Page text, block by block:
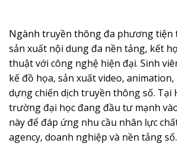
Ngành truyền thông đa phương tiện
sản xuất nội dung đa nền tảng, kết
thuật với công nghệ hiện đại. Sinh
kế đồ họa, sản xuất video, animation,
dựng chiến dịch truyền thông số. Tại
trường đại học đang đầu tư mạnh
này để đáp ứng nhu cầu nhân lực
agency, doanh nghiệp và nền tảng số.